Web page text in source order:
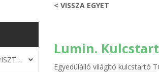
STRANDKAPSZULA - VÍZIPISZTOLY-FRIZBI
< VISSZA EGYET
Lumin.
Egyedülálló világító kulcstartó